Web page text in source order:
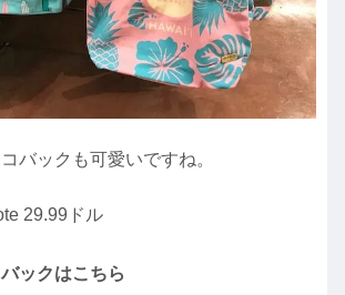
バックも可愛いですね。
29.99ドル
ックはこちら